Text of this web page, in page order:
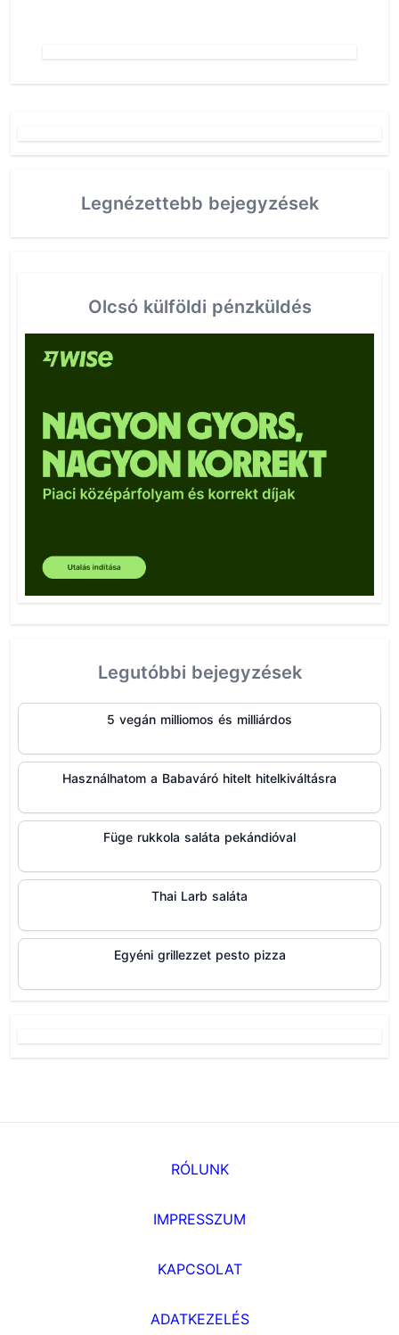
Legnézettebb bejegyzések
Olcsó külföldi pénzküldés
Legutóbbi bejegyzések
5 vegán milliomos és milliárdos
Használhatom a Babaváró hitelt hitelkiváltásra
Füge rukkola saláta pekándióval
Thai Larb saláta
Egyéni grillezzet pesto pizza
RÓLUNK
IMPRESSZUM
KAPCSOLAT
ADATKEZELÉS